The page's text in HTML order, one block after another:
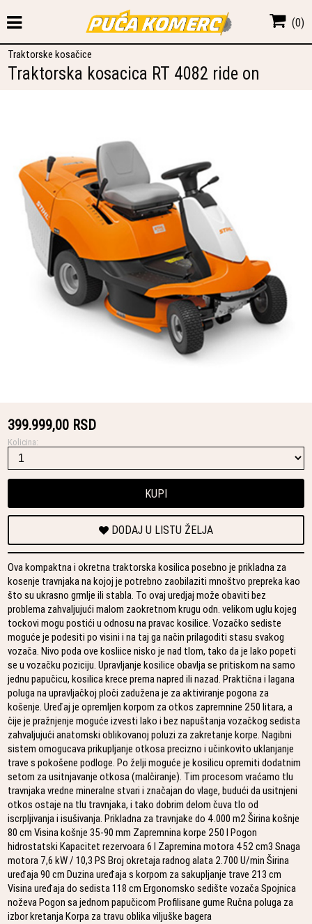
(0)
Traktorske kosačice
Traktorska kosacica RT 4082 ride on
399.999,00 RSD
Kolicina:
KUPI
DODAJ U LISTU ŽELJA
Ova kompaktna i okretna traktorska kosilica posebno je prikladna za
kosenje travnjaka na kojoj je potrebno zaobilaziti mnoštvo prepreka kao
što su ukrasno grmlje ili stabla. To ovaj uredjaj može obaviti bez
problema zahvaljujući malom zaokretnom krugu odn. velikom uglu kojeg
tockovi mogu postići u odnosu na pravac kosilice. Vozačko sediste
moguće je podesiti po visini i na taj ga način prilagoditi stasu svakog
vozača. Nivo poda ove kosliice nisko je nad tlom, tako da je lako popeti
se u vozačku poziciju. Upravljanje kosilice obavlja se pritiskom na samo
jednu papučicu, kosilica krece prema napred ili nazad. Praktična i lagana
poluga na upravljačkoj ploči zadužena je za aktiviranje pogona za
košenje. Uređaj je opremljen korpom za otkos zapremnine 250 litara, a
čije je pražnjenje moguće izvesti lako i bez napuštanja vozačkog sedista
zahvaljujući anatomski oblikovanoj poluzi za zakretanje korpe. Nagibni
sistem omogucava prikupljanje otkosa precizno i učinkovito uklanjanje
trave s pokošene podloge. Po želji moguće je kosilicu opremiti dodatnim
setom za usitnjavanje otkosa (malčiranje). Tim procesom vraćamo tlu
travnjaka vredne mineralne stvari i značajan do vlage, budući da usitnjeni
otkos ostaje na tlu travnjaka, i tako dobrim delom čuva tlo od
iscrpljivanja i isušivanja. Prikladna za travnjake do 4.000 m2 Širina košnje
80 cm Visina košnje 35-90 mm Zapremnina korpe 250 l Pogon
hidrostatski Kapacitet rezervoara 6 l Zapremina motora 452 cm3 Snaga
motora 7,6 kW / 10,3 PS Broj okretaja radnog alata 2.700 U/min Širina
uređaja 90 cm Duzina uređaja s korpom za sakupljanje trave 213 cm
Visina uređaja do sedista 118 cm Ergonomsko sedište vozača Spojnica
noževa Pogon sa jednom papučicom Profilisane gume Ručna poluga za
izbor kretanja Korpa za travu oblika viljuške bagera